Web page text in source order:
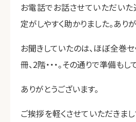
お電話でお話させていただいた
定がしやすく助かりました。あり
お聞きしていたのは、ほぼ全巻
冊、2階・・・。その通りで準備もし
ありがとうございます。
ご挨拶を軽くさせていただきま